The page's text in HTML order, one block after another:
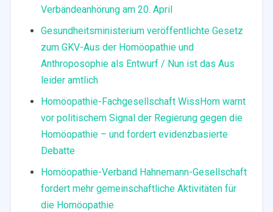
Verbändeanhörung am 20. April
Gesundheitsministerium veröffentlichte Gesetz
zum GKV-Aus der Homöopathie und
Anthroposophie als Entwurf / Nun ist das Aus
leider amtlich
Homöopathie-Fachgesellschaft WissHom warnt
vor politischem Signal der Regierung gegen die
Homöopathie – und fordert evidenzbasierte
Debatte
Homöopathie-Verband Hahnemann-Gesellschaft
fordert mehr gemeinschaftliche Aktivitäten für
die Homöopathie